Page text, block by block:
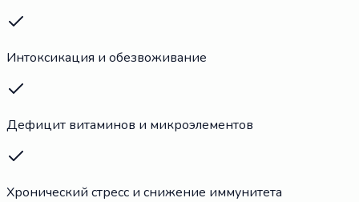
Интоксикация и обезвоживание
Дефицит витаминов и микроэлементов
Хронический стресс и снижение иммунитета